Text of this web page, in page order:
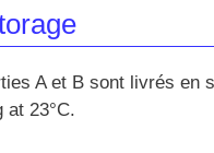
A et B sont livrés en
at 23°C.